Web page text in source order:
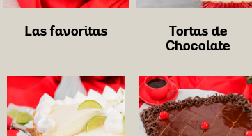
Las favoritas
Tortas de
Chocolate